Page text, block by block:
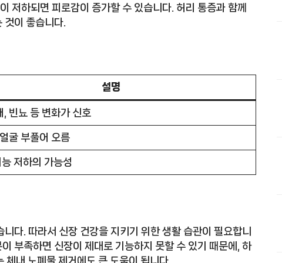
저하되면 피로감이 증가할 수 있습니다. 허리 통증과 함께
이 좋습니다.
설명
, 빈뇨 등 변화가 신호
굴 부풀어 오름
저하의 가능성
다. 따라서 신장 건강을 지키기 위한 생활 습관이 필요합니
부족하면 신장이 제대로 기능하지 못할 수 있기 때문에, 하